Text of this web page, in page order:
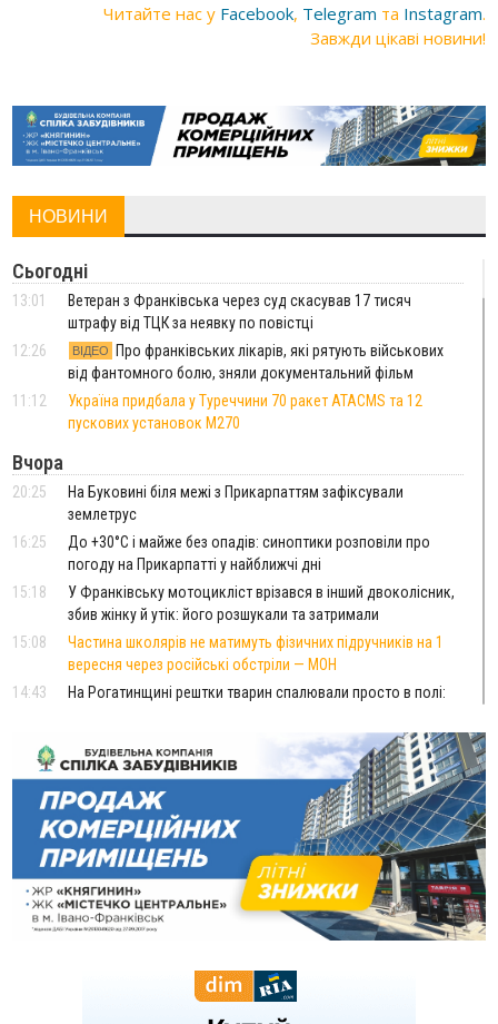
Читайте нас у Facebook, Telegram та Instagram.
Завжди цікаві новини!
НОВИНИ
Сьогодні
13:01
Ветеран з Франківська через суд скасував 17 тисяч
штрафу від ТЦК за неявку по повістці
12:26
ВІДЕО
Про франківських лікарів, які рятують військових
від фантомного болю, зняли документальний фільм
11:12
Україна придбала у Туреччини 70 ракет ATACMS та 12
пускових установок M270
Вчора
20:25
На Буковині біля межі з Прикарпаттям зафіксували
землетрус
16:25
До +30°C і майже без опадів: синоптики розповіли про
погоду на Прикарпатті у найближчі дні
15:18
У Франківську мотоцикліст врізався в інший двоколісник,
збив жінку й утік: його розшукали та затримали
15:08
Частина школярів не матимуть фізичних підручників на 1
вересня через російські обстріли — МОН
14:43
На Рогатинщині рештки тварин спалювали просто в полі:
13:25
Пірс, ігровий майданчик і зона для пікніків: оголосили
тендер на 7 мільйонів на благоустрій Німецького озера
12:14
У Калуші на озері в міському парку масово загинули
качки та риба
11:18
Майстра лісу з Верховинщини оштрафували на 600 тисяч за
переправлення чоловіків до Румунії
10:49
На Прикарпатті через негоду сталися аварійні вимкнення
світла
За змову на тендері для Долинської лікарні двох
Яремчанський суд виніс вирок чоловіку, який у Буковелі
вкрав із супермаркету пляшку віскі за 8,5 тисяч